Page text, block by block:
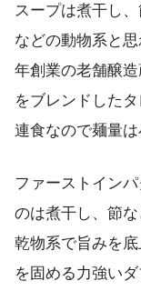
スープは煮干し
などの動物系と
年創業の老舗醸
をブレンドした
連食なので麺量は
ファーストイン
のは煮干し、節
乾物系で旨みを
を固める力強い